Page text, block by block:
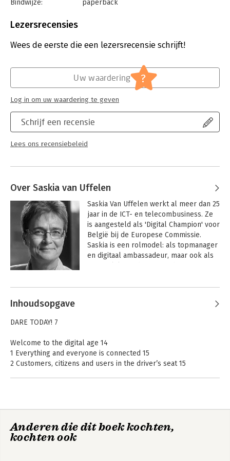
Bindwijze:
paperback
Uitgever:
Verschijningsdatum:
24-3-2020
Lezersrecensies
Wees de eerste die een lezersrecensie schrijft!
Schrijf een recensie
Lees ons recensiebeleid
Uw waardering ?
Log in om uw waardering te geven
Over Saskia van Uffelen
Saskia Van Uffelen werkt al meer dan 25
jaar in de ICT- en telecombusiness. Ze
is aangesteld als 'Digital Champion' voor
België bij de Europese Commissie.
Saskia is een rolmodel: als topmanager
en digitaal ambassadeur, maar ook als
van vijf kinderen. Saskia pleit voor een
Andere boeken door Saskia van
Uffelen
Hoe het wél werkt! Dare for Tomorrow
Inhoudsopgave
DARE TODAY! 7
Welcome to the digital age 14
1 Everything and everyone is connected 15
2 Customers, citizens and users in the driver’s seat 15
1 Automation or disruption? 21
2 Uber should not be allowed 26
Anderen die dit boek kochten,
kochten ook